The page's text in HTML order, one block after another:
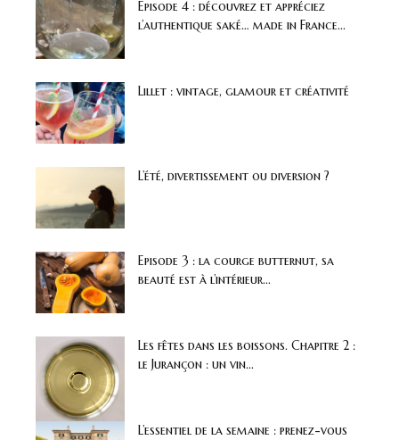
Episode 4 : découvrez et appréciez
l’authentique saké… made in France...
Lillet : vintage, glamour et créativité
L’été, divertissement ou diversion ?
Episode 3 : la courge butternut, sa
beauté est à l’intérieur...
Les fêtes dans les boissons. Chapitre 2 :
le Jurançon : un vin...
L’essentiel de la semaine : prenez-vous